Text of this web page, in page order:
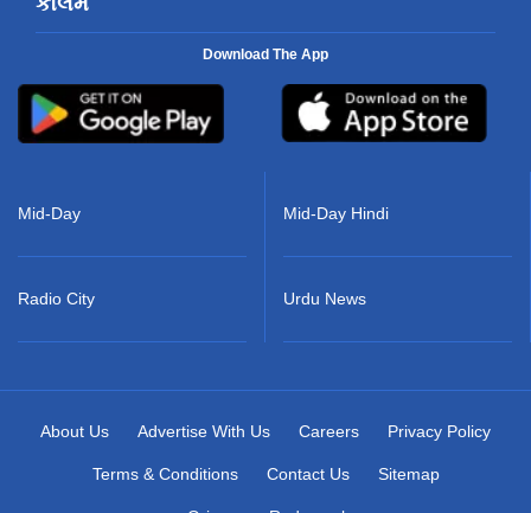
Download The App
Mid-Day
Radio City
Mid-Day Hindi
Urdu News
About Us Advertise With Us Careers Privacy Policy
Terms & Conditions Contact Us Sitemap